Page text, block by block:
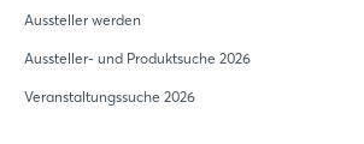
Aussteller werden
Aussteller- und Produktsuche 2026
Veranstaltungssuche 2026